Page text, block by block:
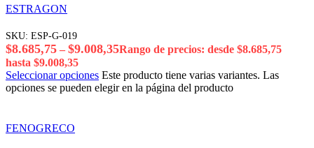
ESTRAGON
SKU: ESP-G-019
$8.685,75 – $9.008,35Rango de precios: desde $8.685,75
hasta $9.008,35
Seleccionar opciones Este producto tiene varias variantes. Las
opciones se pueden elegir en la página del producto
FENOGRECO